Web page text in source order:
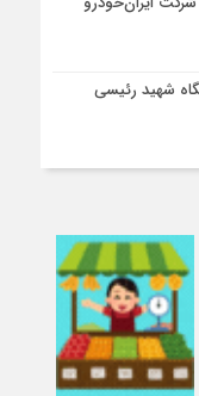
شهید رئیسی